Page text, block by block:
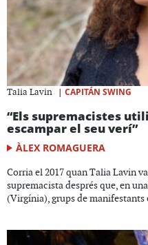
Talia Lavin | CAPITÁN SWING
“Els supremacistes
escampar el seu verí”
ÀLEX ROMAGUERA
Corria el 2017 quan Talia Lavin
supremacista després que, en
(Virgínia), grups de